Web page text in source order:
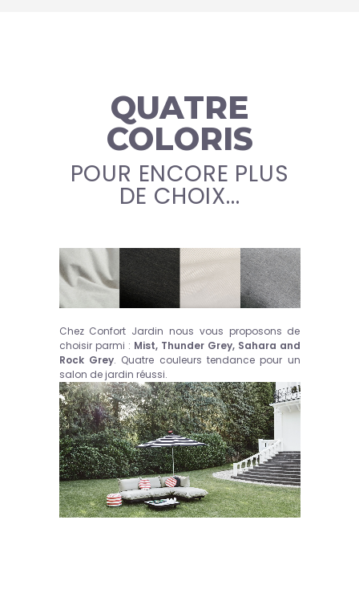
QUATRE
COLORIS
POUR ENCORE PLUS
DE CHOIX...
Chez Confort Jardin nous vous proposons de
choisir parmi : Mist, Thunder Grey, Sahara and
Rock Grey. Quatre couleurs tendance pour un
salon de jardin réussi.